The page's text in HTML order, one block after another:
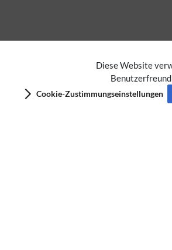
Diese Website
Cookie-Zustimmungseinstellungen
Keine Kategorien vergeben